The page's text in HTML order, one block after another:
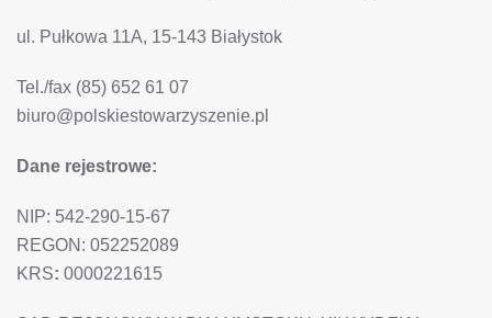
ul. Pułkowa 11A, 15-143 Białystok
Tel./fax (85) 652 61 07
biuro@polskiestowarzyszenie.pl
Dane rejestrowe:
NIP: 542-290-15-67
REGON: 052252089
KRS: 0000221615